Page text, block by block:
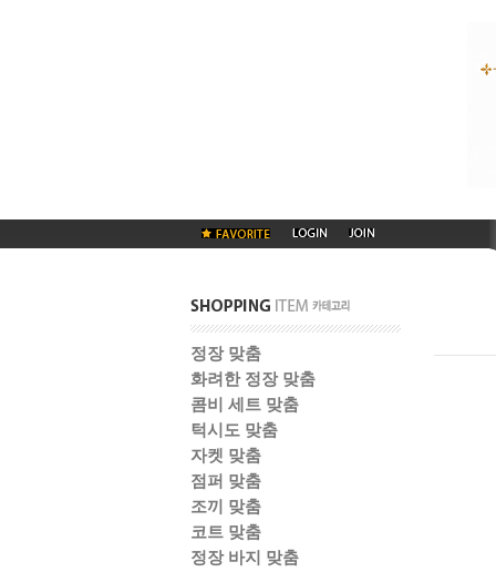
정장 맞춤
화려한 정장 맞춤
콤비 세트 맞춤
턱시도 맞춤
자켓 맞춤
점퍼 맞춤
조끼 맞춤
코트 맞춤
정장 바지 맞춤